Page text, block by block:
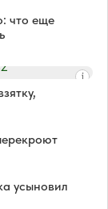
что еще
усыновил